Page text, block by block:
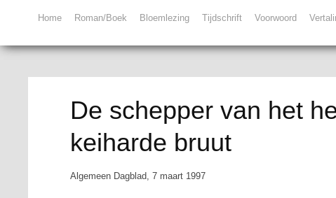
Home Roman/Boek Bloemlezing Tijdschrift Voorwoord
De schepper van het
keiharde bruut
Algemeen Dagblad, 7 maart 1997